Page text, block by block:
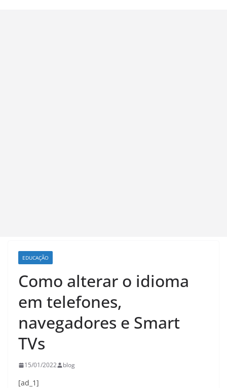
EDUCAÇÃO
Como alterar o idioma
em telefones,
navegadores e Smart
TVs
15/01/2022 blog
[ad_1]